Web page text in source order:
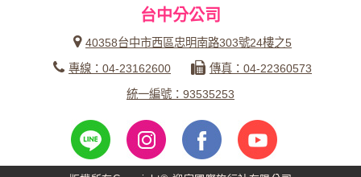
台中分公司
40358台中市西區忠明南路303號24樓之5
專線：04-23162600
傳真：04-22360573
統一編號：93535253